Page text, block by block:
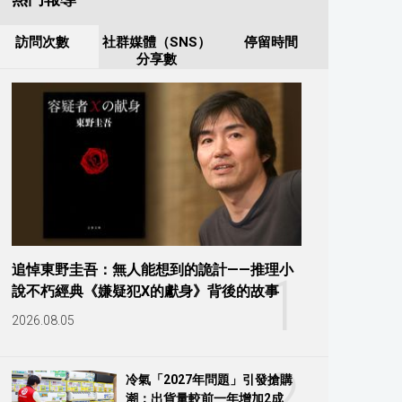
訪問次數
社群媒體（SNS）
分享數
停留時間
1
追悼東野圭吾：無人能想到的詭計——推理小
說不朽經典《嫌疑犯X的獻身》背後的故事
2026.08.05
冷氣「2027年問題」引發搶購
潮：出貨量較前一年增加2成